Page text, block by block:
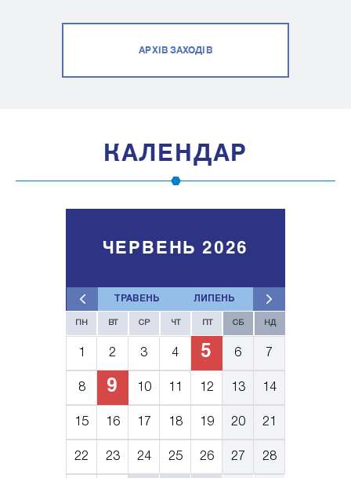
АРХІВ ЗАХОДІВ
КАЛЕНДАР
ТРАВЕНЬ ЛИПЕНЬ
ЧЕРВЕНЬ 2026
ПН ВТ СР ЧТ ПТ СБ НД
1 2 3 4 5 6 7
8 9 10 11 12 13 14
15 16 17 18 19 20 21
22 23 24 25 26 27 28